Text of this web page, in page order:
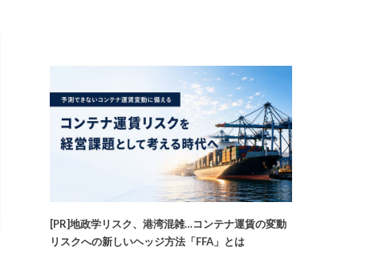
[PR]地政学リスク、港湾混雑…コンテナ運賃の変動
リスクへの新しいヘッジ方法「FFA」とは